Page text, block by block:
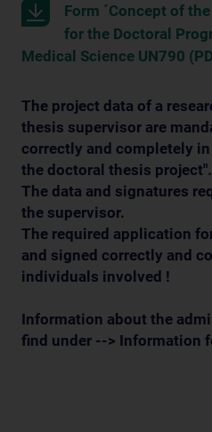
Form ´Concept of
for the Doctoral
Medical Science UN790
The project data of a
thesis supervisor are
correctly and completely
the doctoral thesis project".
The data and signatures
the supervisor.
The required application
and signed correctly and
individuals involved !
Information about the
find under --> Information